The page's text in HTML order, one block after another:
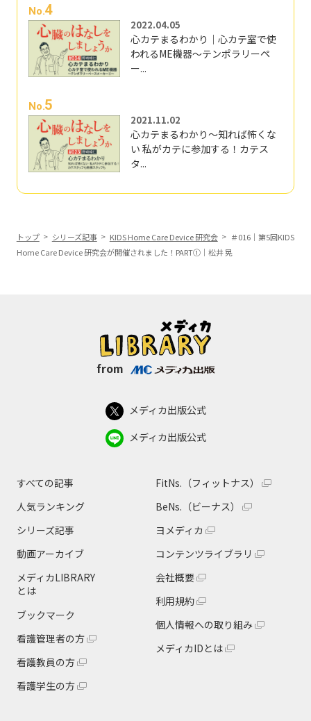
No.4
2022.04.05
心カテまるわかり｜心カテ室で使
われるME機器～テンポラリーペ
ー...
No.5
2021.11.02
心カテまるわかり～知れば怖くな
い 私がカテに参加する！カテス
タ...
トップ シリーズ記事 KIDS Home Care Device 研究会
＃016｜第5回KIDS
Home Care Device 研究会が開催されました！PART①｜松井 晃
from
メディカ出版公式
メディカ出版公式
すべての記事
人気ランキング
シリーズ記事
動画アーカイブ
メディカLIBRARY
とは
ブックマーク
看護管理者の方
看護教員の方
看護学生の方
FitNs.（フィットナス）
BeNs.（ビーナス）
ヨメディカ
コンテンツライブラリ
会社概要
利用規約
個人情報への取り組み
メディカIDとは